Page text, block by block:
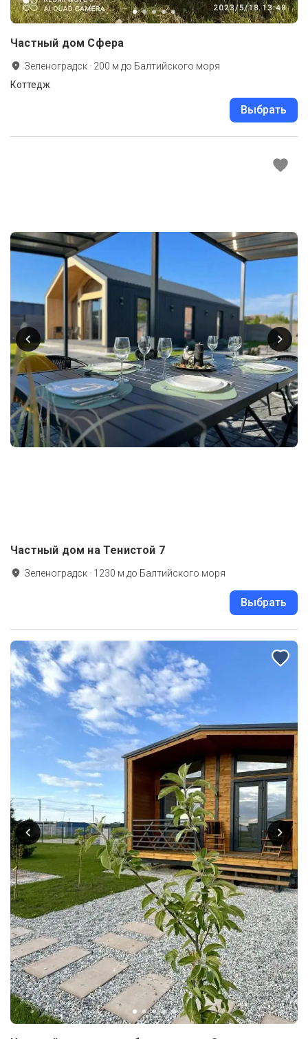
Частный дом Cфера
Зеленоградск · 200 м до Балтийского моря
Коттедж
Выбрать
Частный дом на Тенистой 7
Зеленоградск · 1230 м до Балтийского моря
Выбрать